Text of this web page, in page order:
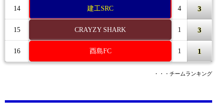
14 建工SRC 4 3
15 CRAYZY SHARK 1 3
16 酉島FC 1 1
・・・チームランキング